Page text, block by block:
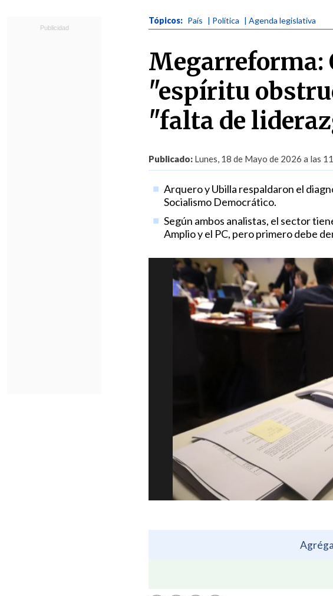
Tópicos: País | Política | Agenda legislativa
"espíritu
"falta de
Publicado: Lunes, 18 de Mayo de 2026 a las
Arquero y Ubilla respaldaron el
Socialismo Democrático.
Según ambos analistas, el sector
Amplio y el PC, pero primero debe